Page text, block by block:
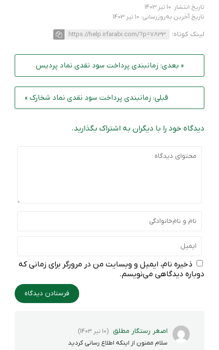
تاریخ انتشار: 10 تیر 1403
تاریخ آخرین به‌روزرسانی: 10 تیر 1403
لینک کوتاه: https://help.irfarabi.com/?p=7833
« بعدی: زمانبندی پرداخت سود نقدی نماد پردیس
قبلی: زمانبندی پرداخت سود نقدی نماد شخارک »
دیدگاه خود را با دیگران به اشتراک بگذارید.
ذخیره نام، ایمیل و وبسایت من در مرورگر برای زمانی که
دوباره دیدگاهی می‌نویسم.
اصغر رستگار مطلق (10 تیر 1403)
سلام ممنون از اینکه اطلاع رسانی کردید